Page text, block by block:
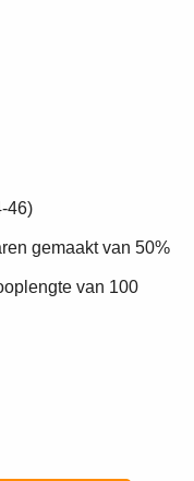
46)
gemaakt van 50%
van 100